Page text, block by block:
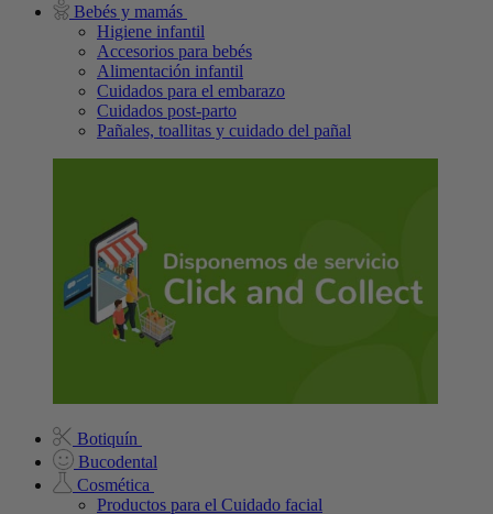
Bebés y mamás
Higiene infantil
Accesorios para bebés
Alimentación infantil
Cuidados para el embarazo
Cuidados post-parto
Pañales, toallitas y cuidado del pañal
Botiquín
Bucodental
Cosmética
Productos para el Cuidado facial